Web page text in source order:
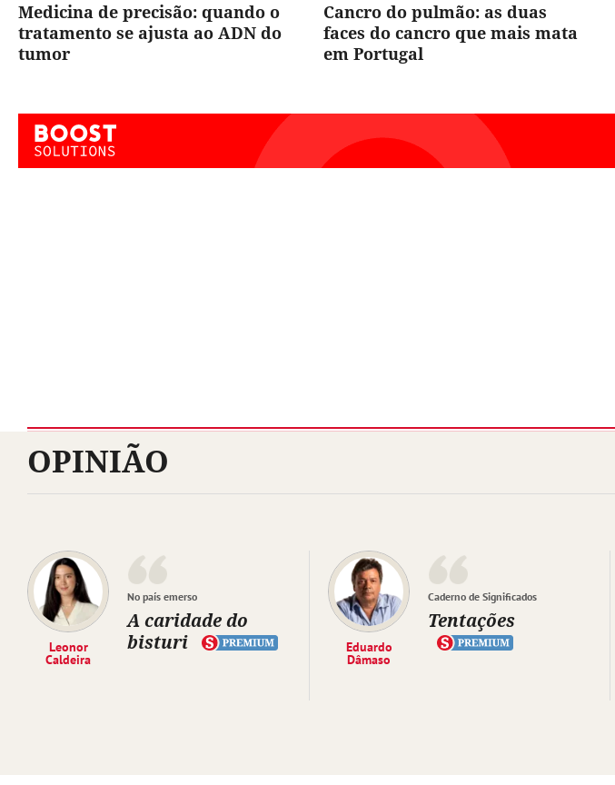
Medicina de precisão: quando o
tratamento se ajusta ao ADN do
tumor
Cancro do pulmão: as duas
faces do cancro que mais mata
em Portugal
OPINIÃO
Leonor
Caldeira
No país emerso
A caridade do
bisturi
Eduardo
Dâmaso
Caderno de Significados
Tentações